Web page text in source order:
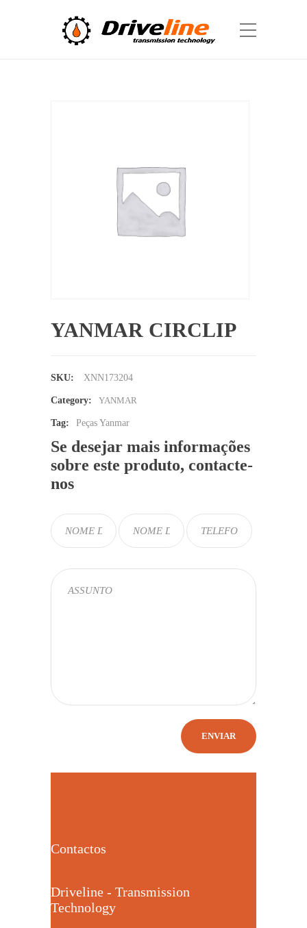
YANMAR CIRCLIP
SKU: XNN173204
Category: YANMAR
Tag: Peças Yanmar
Se desejar mais informações
sobre este produto, contacte-
nos
Contactos
Driveline - Transmission
Technology